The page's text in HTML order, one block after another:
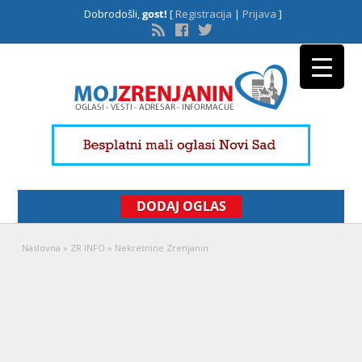
Dobrodošli,gost! [Registracija | Prijava ]
DODAJ OGLAS
Naslovna » ZR INFO » Nekretnine Zrenjanin